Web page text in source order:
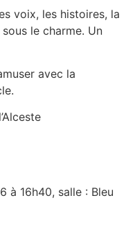
voix, les histoires, la
le charme. Un
avec la
à 16h40, salle : Bleu